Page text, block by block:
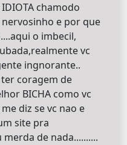
chamodo
e por que
o imbecil,
vc
ingnorante..
coragem de
BICHA como vc
me diz se vc nao e
site pra
de nada..........